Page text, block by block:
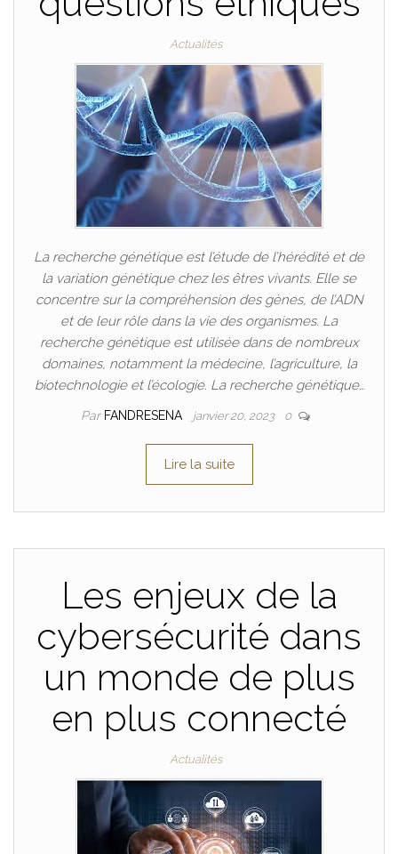
Actualités
La recherche génétique est l’étude de l’hérédité et de
la variation génétique chez les êtres vivants. Elle se
concentre sur la compréhension des gènes, de l’ADN
et de leur rôle dans la vie des organismes. La
recherche génétique est utilisée dans de nombreux
domaines, notamment la médecine, l’agriculture, la
biotechnologie et l’écologie. La recherche génétique…
Par FANDRESENA janvier 20, 2023 0
Lire la suite
Les enjeux de la
cybersécurité dans
un monde de plus
en plus connecté
Actualités